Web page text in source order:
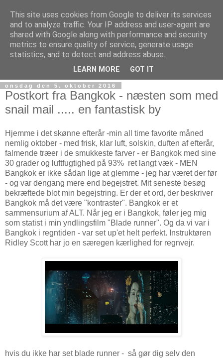
onsdag den 5. oktober 2016
Postkort fra Bangkok - næsten som med
snail mail ..... en fantastisk by
Hjemme i det skønne efterår -min all time favorite måned
nemlig oktober - med frisk, klar luft, solskin, duften af efterår,
falmende træer i de smukkeste farver - er Bangkok med sine
30 grader og luftfugtighed på 93% ret langt væk - MEN
Bangkok er ikke sådan lige at glemme - jeg har været der før
- og var dengang mere end begejstret. Mit seneste besøg
bekræftede blot min begejstring. Er der et ord, der beskriver
Bangkok må det være "kontraster". Bangkok er et
sammensurium af ALT. Når jeg er i Bangkok, føler jeg mig
som statist i min yndlingsfilm "Blade runner". Og da vi var i
Bangkok i regntiden - var set up'et helt perfekt. Instruktøren
Ridley Scott har jo en særegen kærlighed for regnvejr.
hvis du ikke har set blade runner - så gør dig selv den
This site uses cookies from Google to deliver its services
and to analyze traffic. Your IP address and user-agent are
shared with Google along with performance and security
metrics to ensure quality of service, generate usage
statistics, and to detect and address abuse.
LEARN MORE GOT IT